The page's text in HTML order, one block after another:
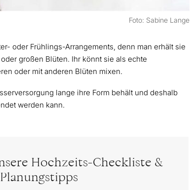
Foto: Sabine Lange
oder Frühlings-Arrangements, denn man erhält sie
großen Blüten. Ihr könnt sie als echte
oder mit anderen Blüten mixen.
lange ihre Form behält und deshalb
werden kann.
Hochzeits-Checkliste &